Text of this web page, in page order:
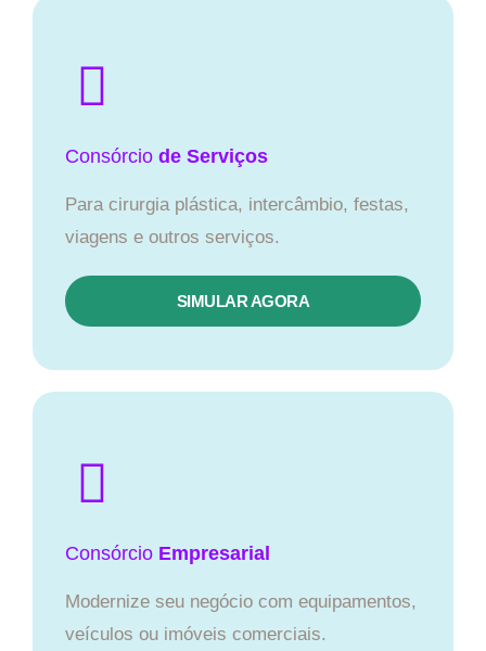
Consórcio de Serviços
Para cirurgia plástica, intercâmbio, festas,
viagens e outros serviços.
SIMULAR AGORA
Consórcio Empresarial
Modernize seu negócio com equipamentos,
veículos ou imóveis comerciais.